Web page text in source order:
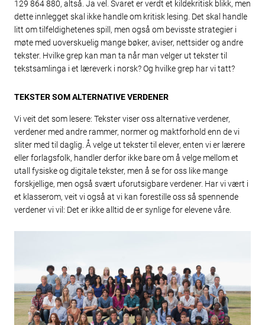
129 864 880, altså. Ja vel. Svaret er verdt et kildekritisk blikk, men
dette innlegget skal ikke handle om kritisk lesing. Det skal handle
litt om tilfeldighetenes spill, men også om bevisste strategier i
møte med uoverskuelig mange bøker, aviser, nettsider og andre
tekster. Hvilke grep kan man ta når man velger ut tekster til
tekstsamlinga i et læreverk i norsk? Og hvilke grep har vi tatt?
TEKSTER SOM ALTERNATIVE VERDENER
Vi veit det som lesere: Tekster viser oss alternative verdener,
verdener med andre rammer, normer og maktforhold enn de vi
sliter med til daglig. Å velge ut tekster til elever, enten vi er lærere
eller forlagsfolk, handler derfor ikke bare om å velge mellom et
utall fysiske og digitale tekster, men å se for oss like mange
forskjellige, men også svært uforutsigbare verdener. Har vi vært i
et klasserom, veit vi også at vi kan forestille oss så spennende
verdener vi vil: Det er ikke alltid de er synlige for elevene våre.